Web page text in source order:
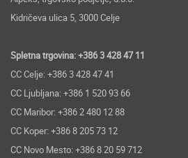
Kidričeva ulica 5, 3000 Celje
Spletna trgovina: +386 3 428 47 11
CC Celje: +386 3 428 47 41
CC Ljubljana: +386 1 520 93 66
CC Maribor: +386 2 480 12 88
CC Koper: +386 8 205 73 12
CC Novo Mesto: +386 8 20 59 712